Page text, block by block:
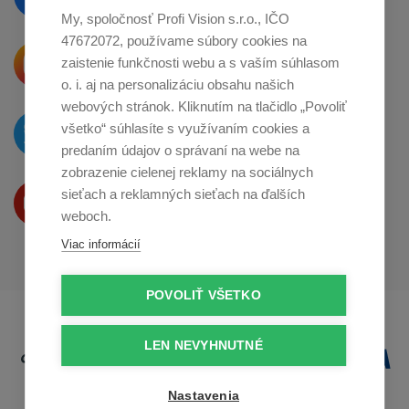
Krásne produkty si priamo hovoria
o zdieľanie naInstagrame
O novinkách píšeme
na Twitteri
Produkty Vám predstavujeme
naYoutube
My, spoločnosť Profi Vision s.r.o., IČO
47672072, používame súbory cookies na
zaistenie funkčnosti webu a s vaším súhlasom
o. i. aj na personalizáciu obsahu našich
webových stránok. Kliknutím na tlačidlo „Povoliť
všetko“ súhlasíte s využívaním cookies a
predaním údajov o správaní na webe na
zobrazenie cielenej reklamy na sociálnych
sieťach a reklamných sieťach na ďalších
weboch.
Viac informácií
POVOLIŤ VŠETKO
LEN NEVYHNUTNÉ
Nastavenia